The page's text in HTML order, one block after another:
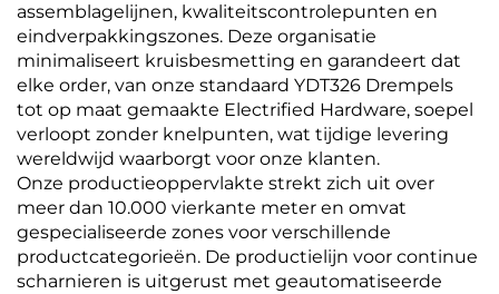
assemblagelijnen, kwaliteitscontrolepunten en
eindverpakkingszones. Deze organisatie
minimaliseert kruisbesmetting en garandeert dat
elke order, van onze standaard YDT326 Drempels
tot op maat gemaakte Electrified Hardware, soepel
verloopt zonder knelpunten, wat tijdige levering
wereldwijd waarborgt voor onze klanten.
Onze productieoppervlakte strekt zich uit over
meer dan 10.000 vierkante meter en omvat
gespecialiseerde zones voor verschillende
productcategorieën. De productielijn voor continue
scharnieren is uitgerust met geautomatiseerde